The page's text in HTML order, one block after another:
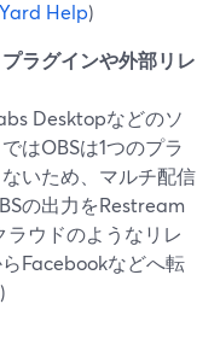
Help)
ラグインや外部リレ
Desktopなどのソ
はOBSは1つのプラ
いため、マルチ配信
の出力をRestream
ウドのようなリレ
Facebookなどへ転
)